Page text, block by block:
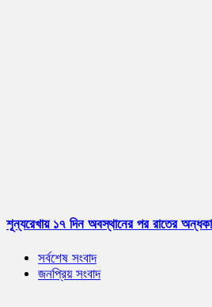
শূন্যরেখায় ১৭ দিন অবস্থানের পর রাতের
সর্বশেষ সংবাদ
জনপ্রিয় সংবাদ